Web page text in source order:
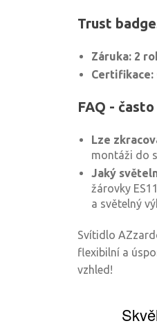
Trust
Záruka: 2
Certifikace:
FAQ -
Lze
montáži do
Jaký
žárovky
a světelný
Svítidlo
flexibilní a
vzhled!